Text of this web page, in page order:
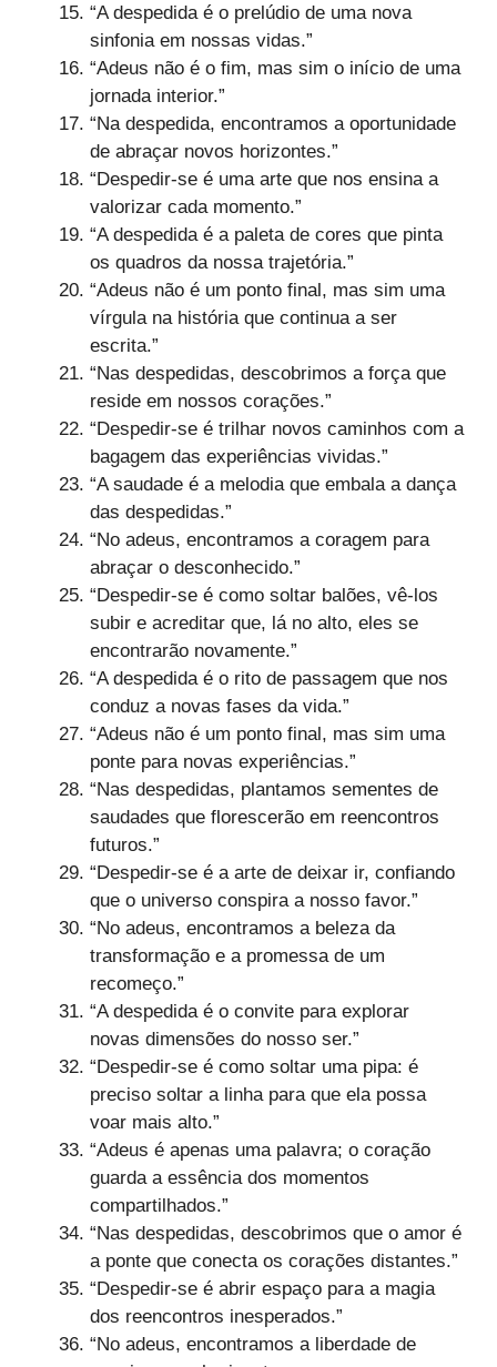
“A despedida é o prelúdio de uma nova
sinfonia em nossas vidas.”
“Adeus não é o fim, mas sim o início de uma
jornada interior.”
“Na despedida, encontramos a oportunidade
de abraçar novos horizontes.”
“Despedir-se é uma arte que nos ensina a
valorizar cada momento.”
“A despedida é a paleta de cores que pinta
os quadros da nossa trajetória.”
“Adeus não é um ponto final, mas sim uma
vírgula na história que continua a ser
escrita.”
“Nas despedidas, descobrimos a força que
reside em nossos corações.”
“Despedir-se é trilhar novos caminhos com a
bagagem das experiências vividas.”
“A saudade é a melodia que embala a dança
das despedidas.”
“No adeus, encontramos a coragem para
abraçar o desconhecido.”
“Despedir-se é como soltar balões, vê-los
subir e acreditar que, lá no alto, eles se
encontrarão novamente.”
“A despedida é o rito de passagem que nos
conduz a novas fases da vida.”
“Adeus não é um ponto final, mas sim uma
ponte para novas experiências.”
“Nas despedidas, plantamos sementes de
saudades que florescerão em reencontros
futuros.”
“Despedir-se é a arte de deixar ir, confiando
que o universo conspira a nosso favor.”
“No adeus, encontramos a beleza da
transformação e a promessa de um
recomeço.”
“A despedida é o convite para explorar
novas dimensões do nosso ser.”
“Despedir-se é como soltar uma pipa: é
preciso soltar a linha para que ela possa
voar mais alto.”
“Adeus é apenas uma palavra; o coração
guarda a essência dos momentos
compartilhados.”
“Nas despedidas, descobrimos que o amor é
a ponte que conecta os corações distantes.”
“Despedir-se é abrir espaço para a magia
dos reencontros inesperados.”
“No adeus, encontramos a liberdade de